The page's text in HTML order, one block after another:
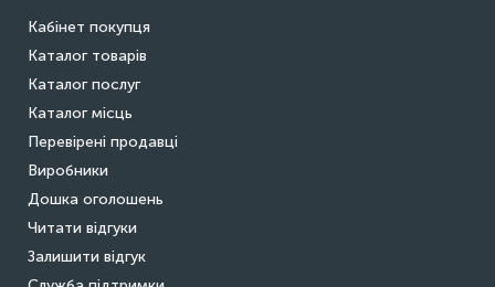
Кабінет покупця
Каталог товарів
Каталог послуг
Каталог місць
Перевірені продавці
Виробники
Дошка оголошень
Читати відгуки
Залишити відгук